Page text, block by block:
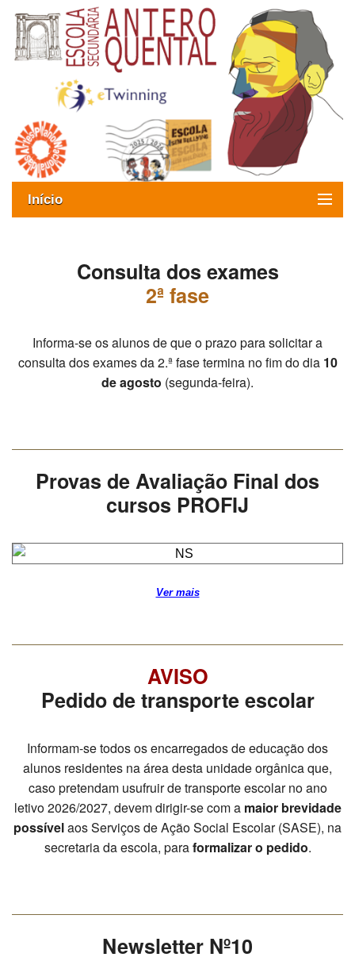
Início
Oferta formativa
ESAQ sem Bullying
FORmaESAQ
@parlamentodosjovens_esaq
Consulta dos exames
2ª fase
Informa-se os alunos de que o prazo para solicitar a
consulta dos exames da 2.ª fase termina no fim do dia 10
de agosto (segunda-feira).
Provas de Avaliação Final dos
cursos PROFIJ
Ver mais
AVISO
Pedido de transporte escolar
Informam-se todos os encarregados de educação dos
alunos residentes na área desta unidade orgânica que,
caso pretendam usufruir de transporte escolar no ano
letivo 2026/2027, devem dirigir-se com a maior brevidade
possívelaos Serviços de Ação Social Escolar (SASE), na
secretaria da escola, paraformalizar o pedido.
Newsletter Nº10